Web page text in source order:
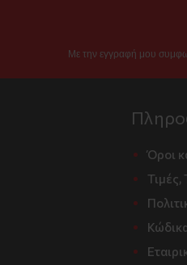
Με την εγγραφή μου
Όροι